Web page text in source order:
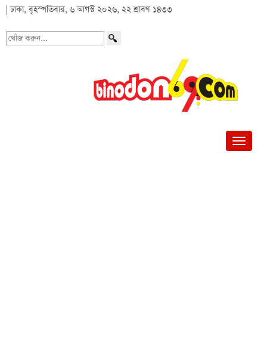
| ঢাকা, বৃহস্পতিবার, ৬ আগস্ট ২০২৬, ২২ শ্রাবণ ১৪৩৩
খোঁজ